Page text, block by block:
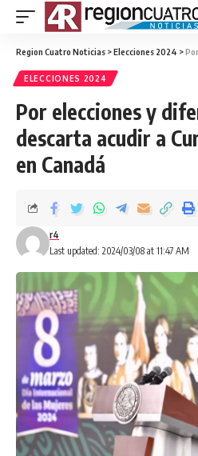
Region Cuatro Noticias >Elecciones 2024 >Por
ELECCIONES 2024
Por elecciones y
descarta acudir a
en Canadá
Last updated: 2024/03/08 at 11:47 AM
r4